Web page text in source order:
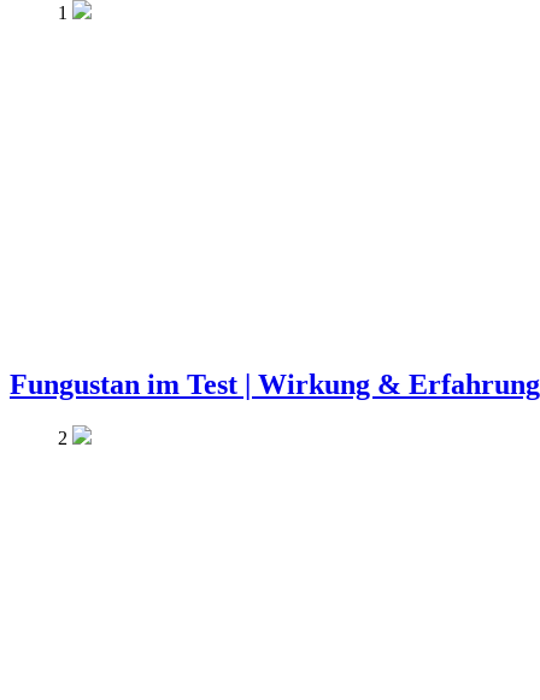
1
Fungustan im Test | Wirkung &
2